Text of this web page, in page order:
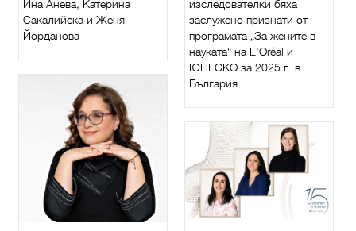
изследователки бяха
заслужено признати от
програмата „За жените в
науката“ на L'Oréal и
ЮНЕСКО за 2025 г. в
България
Ина Анева, Катерина
Сакалийска и Женя
Йорданова